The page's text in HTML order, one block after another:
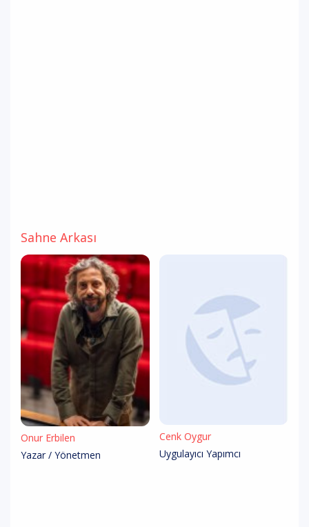
Sahne Arkası
Onur Erbilen
Yazar / Yönetmen
Cenk Oygur
Uygulayıcı Yapımcı